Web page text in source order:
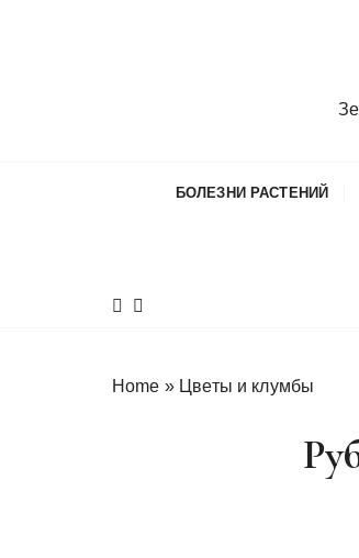
БОЛЕЗНИ РАСТЕНИЙ
Home » Цветы и клумбы